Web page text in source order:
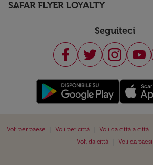
SAFAR FLYER LOYALTY
keyboard_arrow_down
Seguiteci
Voli per paese Voli per città Voli da città a città
Voli da città
Voli da paesi